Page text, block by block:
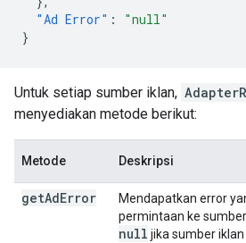
"Ad Error" :
"null"
}
Untuk setiap sumber iklan,
menyediakan metode berikut:
Metode Deskripsi
getAdError
Mendapatkan error
permintaan ke
null jika sumber